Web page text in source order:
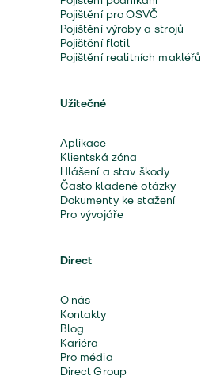
Pojištění pro OSVČ
Pojištění výroby a strojů
Pojištění flotil
Pojištění realitních makléřů
Užitečné
Aplikace
Klientská zóna
Hlášení a stav škody
Často kladené otázky
Dokumenty ke stažení
Pro vývojáře
Direct
O nás
Kontakty
Blog
Kariéra
Pro média
Direct Group